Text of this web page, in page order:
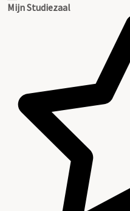
Mijn Studiezaal